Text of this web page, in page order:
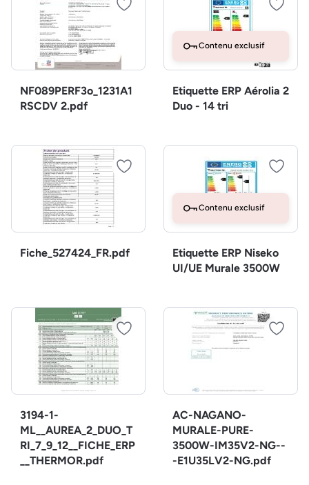
NF089PERF3o_1231A1
RSCDV 2.pdf
Contenu exclusif
Etiquette ERP Aérolia 2
Duo - 14 tri
Fiche_527424_FR.pdf
Contenu exclusif
Etiquette ERP Niseko
UI/UE Murale 3500W
3194-1-
ML__AUREA_2_DUO_T
RI_7_9_12__FICHE_ERP
__THERMOR.pdf
AC-NAGANO-
MURALE-PURE-
3500W-IM35V2-NG--
-E1U35LV2-NG.pdf